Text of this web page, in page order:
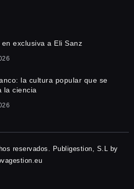
exclusiva a Eli Sanz
la cultura popular que se
la ciencia
reservados. Publigestion, S.L by